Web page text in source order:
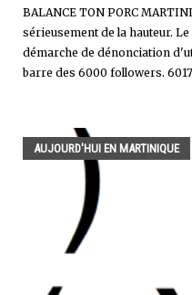
BALANCE TON PORC
sérieusement de la hauteur.
démarche de dénonciation
barre des 6000 followers.
AUJOURD'HUI EN MARTINIQUE